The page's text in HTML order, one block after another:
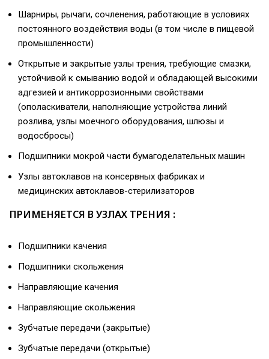
Шарниры, рычаги, сочленения, работающие в условиях
постоянного воздействия воды (в том числе в пищевой
промышленности)
Открытые и закрытые узлы трения, требующие смазки,
устойчивой к смыванию водой и обладающей высокими
адгезией и антикоррозионными свойствами
(ополаскиватели, наполняющие устройства линий
розлива, узлы моечного оборудования, шлюзы и
водосбросы)
Подшипники мокрой части бумагоделательных машин
Узлы автоклавов на консервных фабриках и
медицинских автоклавов-стерилизаторов
ПРИМЕНЯЕТСЯ В УЗЛАХ ТРЕНИЯ :
Подшипники качения
Подшипники скольжения
Направляющие качения
Направляющие скольжения
Зубчатые передачи (закрытые)
Зубчатые передачи (открытые)